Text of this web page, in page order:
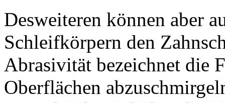
Desweiteren können aber
Schleifkörpern den
Abrasivität bezeichnet die
Oberflächen